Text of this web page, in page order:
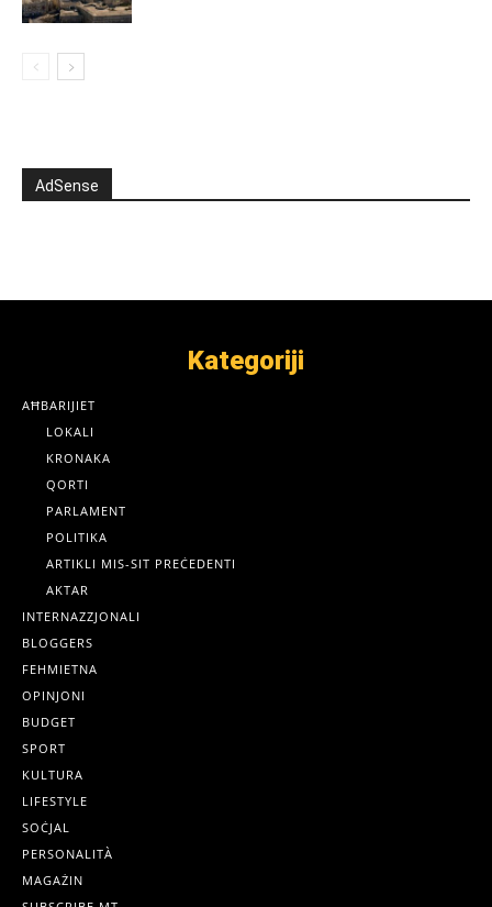
AdSense
Kategoriji
AĦBARIJIET
LOKALI
KRONAKA
QORTI
PARLAMENT
POLITIKA
ARTIKLI MIS-SIT PREĊEDENTI
AKTAR
INTERNAZZJONALI
BLOGGERS
FEHMIETNA
OPINJONI
BUDGET
SPORT
KULTURA
LIFESTYLE
SOĊJAL
PERSONALITÀ
MAGAŻIN